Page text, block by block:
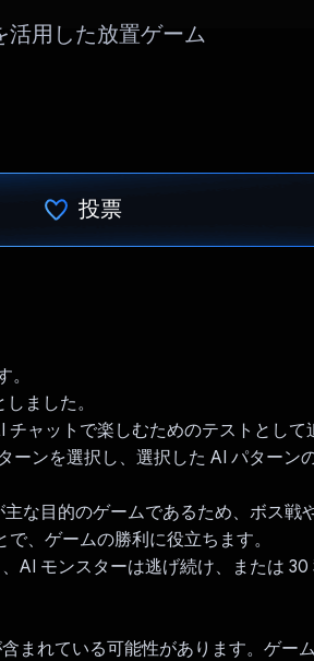
活用した放置ゲーム
投票
ました。
ャットで楽しむためのテストとして
ーンを選択し、選択した AI パターン
な目的のゲームであるため、ボス戦
、ゲームの勝利に役立ちます。
AI モンスターは逃げ続け、または 30
まれている可能性があります。ゲー